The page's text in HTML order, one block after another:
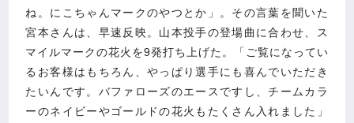
ね。にこちゃんマークのやつとか」。その言葉を聞いた
宮本さんは、早速反映。山本投手の登場曲に合わせ、ス
マイルマークの花火を9発打ち上げた。「ご覧になってい
るお客様はもちろん、やっぱり選手にも喜んでいただき
たいんです。バファローズのエースですし、チームカラ
ーのネイビーやゴールドの花火もたくさん入れました」